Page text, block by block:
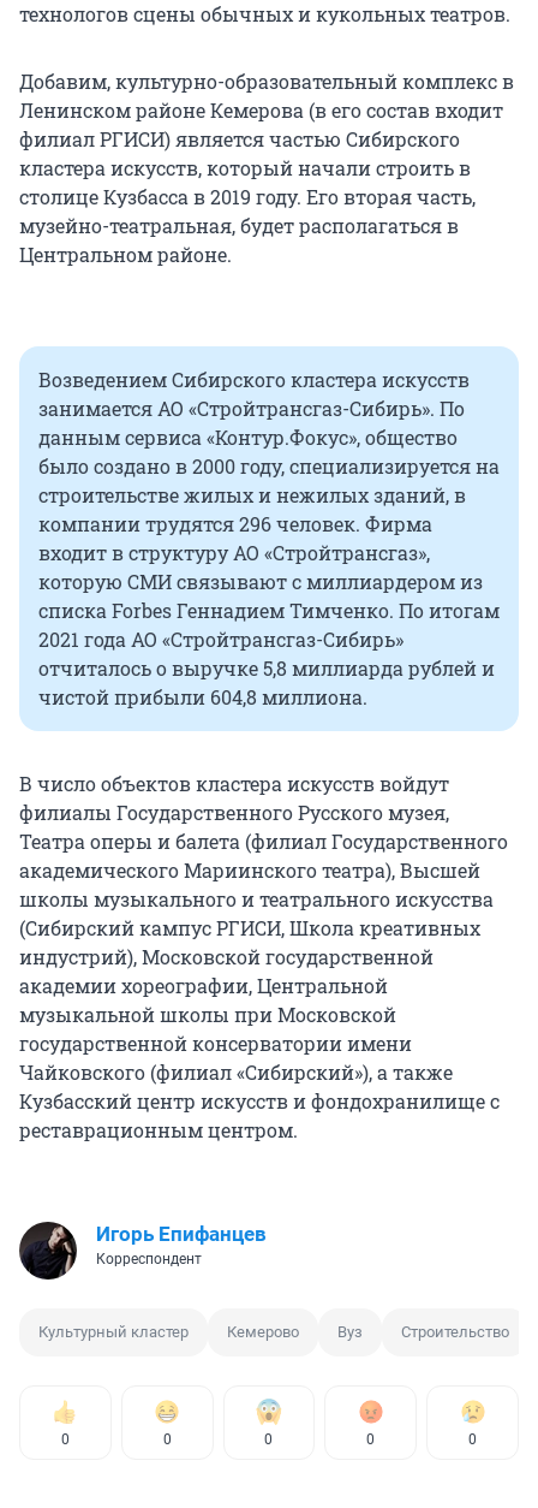
технологов сцены обычных и кукольных театров.
Добавим, культурно-образовательный комплекс в
Ленинском районе Кемерова (в его состав входит
филиал РГИСИ) является частью Сибирского
кластера искусств, который начали строить в
столице Кузбасса в 2019 году. Его вторая часть,
музейно-театральная, будет располагаться в
Центральном районе.
Возведением Сибирского кластера искусств
занимается АО «Стройтрансгаз-Сибирь». По
данным сервиса «Контур.Фокус», общество
было создано в 2000 году, специализируется на
строительстве жилых и нежилых зданий, в
компании трудятся 296 человек. Фирма
входит в структуру АО «Стройтрансгаз»,
которую СМИ связывают с миллиардером из
списка Forbes Геннадием Тимченко. По итогам
2021 года АО «Стройтрансгаз-Сибирь»
отчиталось о выручке 5,8 миллиарда рублей и
чистой прибыли 604,8 миллиона.
В число объектов кластера искусств войдут
филиалы Государственного Русского музея,
Театра оперы и балета (филиал Государственного
академического Мариинского театра), Высшей
школы музыкального и театрального искусства
(Сибирский кампус РГИСИ, Школа креативных
индустрий), Московской государственной
академии хореографии, Центральной
музыкальной школы при Московской
государственной консерватории имени
Чайковского (филиал «Сибирский»), а также
Кузбасский центр искусств и фондохранилище с
реставрационным центром.
Игорь Епифанцев
Корреспондент
Культурный кластер Кемерово Вуз Строительство
0 0 0 0 0